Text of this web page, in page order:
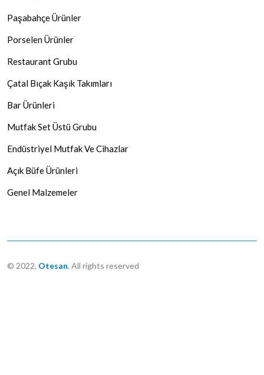
Paşabahçe Ürünler
Porselen Ürünler
Restaurant Grubu
Çatal Bıçak Kaşık Takımları
Bar Ürünleri
Mutfak Set Üstü Grubu
Endüstriyel Mutfak Ve Cihazlar
Açık Büfe Ürünleri
Genel Malzemeler
© 2022, Otesan. All rights reserved